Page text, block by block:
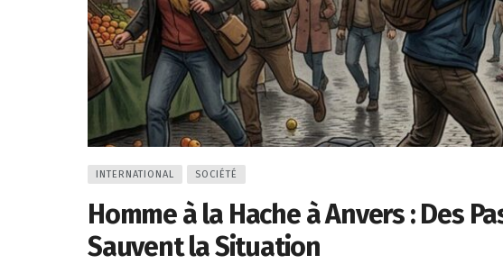
INTERNATIONAL SOCIÉTÉ
Homme à la Hache à Anvers : Des
Sauvent la Situation